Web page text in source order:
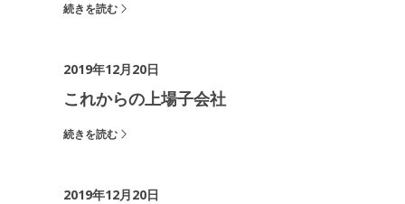
続きを読む
2019年12月20日
これからの上場子会社
続きを読む
2019年12月20日